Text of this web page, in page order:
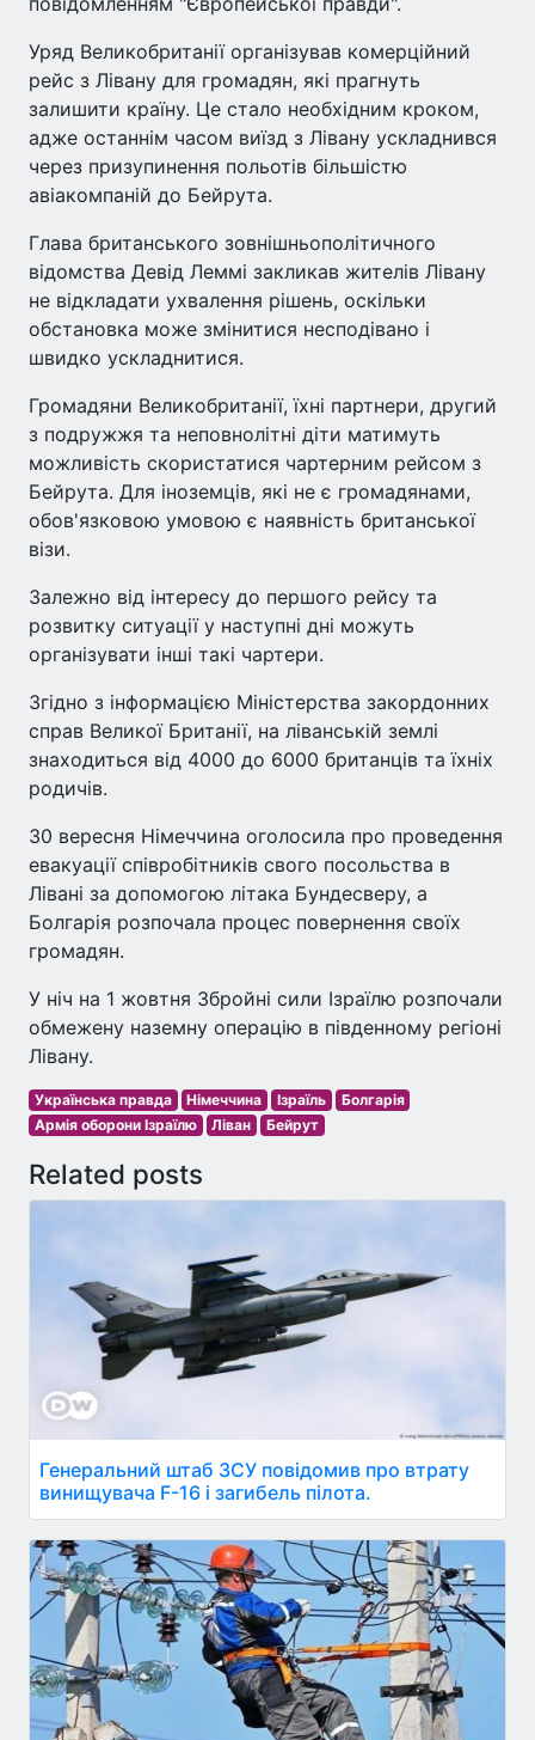
Уряд Великобританії організував комерційний
рейс з Лівану для громадян, які прагнуть
залишити країну. Це стало необхідним кроком,
адже останнім часом виїзд з Лівану ускладнився
через призупинення польотів більшістю
авіакомпаній до Бейрута.
Глава британського зовнішньополітичного
відомства Девід Леммі закликав жителів Лівану
не відкладати ухвалення рішень, оскільки
обстановка може змінитися несподівано і
швидко ускладнитися.
Громадяни Великобританії, їхні партнери, другий
з подружжя та неповнолітні діти матимуть
можливість скористатися чартерним рейсом з
Бейрута. Для іноземців, які не є громадянами,
обов'язковою умовою є наявність британської
візи.
Залежно від інтересу до першого рейсу та
розвитку ситуації у наступні дні можуть
організувати інші такі чартери.
Згідно з інформацією Міністерства закордонних
справ Великої Британії, на ліванській землі
знаходиться від 4000 до 6000 британців та їхніх
родичів.
30 вересня Німеччина оголосила про проведення
евакуації співробітників свого посольства в
Лівані за допомогою літака Бундесверу, а
Болгарія розпочала процес повернення своїх
громадян.
У ніч на 1 жовтня Збройні сили Ізраїлю розпочали
обмежену наземну операцію в південному регіоні
Лівану.
Українська правда Німеччина Ізраїль
Болгарія
Армія оборони Ізраїлю
Ліван Бейрут
Related posts
Генеральний штаб ЗСУ повідомив про втрату
винищувача F-16 і загибель пілота.